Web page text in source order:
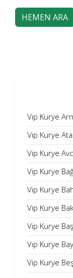
HEMEN ARA
Vip Kurye
Vip Kurye
Vip Kurye
Vip Kurye
Vip Kurye
Vip Kurye
Vip Kurye
Vip Kurye
Vip Kurye